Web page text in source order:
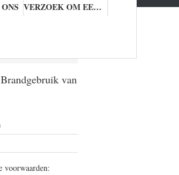
VERZOEK OM EEN CITAAT
van
voorwaarden: